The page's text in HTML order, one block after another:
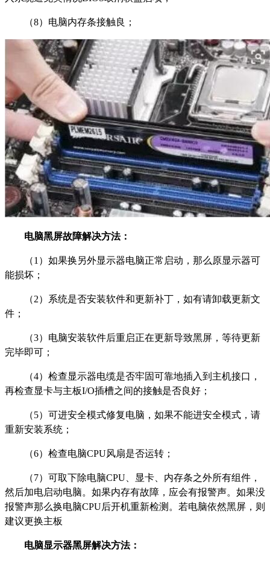
（8）电脑内存条接触良；
电脑黑屏故障解决方法：
（1）如果换另外显示器电脑正常启动，那么原显示器可
能损坏；
（2）系统是否安装软件和更新补丁，如有请卸载更新文
件；
（3）电脑安装软件后重启正在更新导致黑屏，等待更新
完毕即可；
（4）检查显示器电缆是否牢固可靠地插入到主机接口，
再检查显卡与主板I/O插槽之间的接触是否良好；
（5）可进安全模式修复电脑，如果不能进安全模式，请
重新安装系统；
（6）检查电脑CPU风扇是否运转；
（7）可取下除电脑CPU、显卡、内存条之外所有组件，
然后加电启动电脑。如果内存有故障，应会有报警声。如果没
报警声那么换电脑CPU后开机重新检测。若电脑依然黑屏，则
建议更换主板
电脑显示器黑屏解决方法：